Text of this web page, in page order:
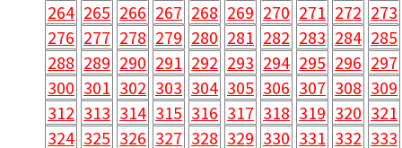
264 265 266 267 268 269 270 271 272 273
276 277 278 279 280 281 282 283 284 285
288 289 290 291 292 293 294 295 296 297
300 301 302 303 304 305 306 307 308 309
312 313 314 315 316 317 318 319 320 321
324 325 326 327 328 329 330 331 332 333